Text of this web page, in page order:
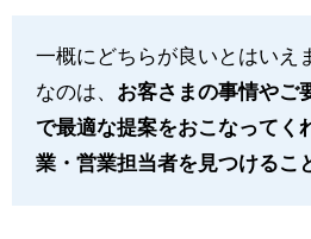
一概にどちらが良いとはいえ
なのは、 お客さまの事情やご
で最適な提案をおこなってく
業・営業担当者を見つけるこ